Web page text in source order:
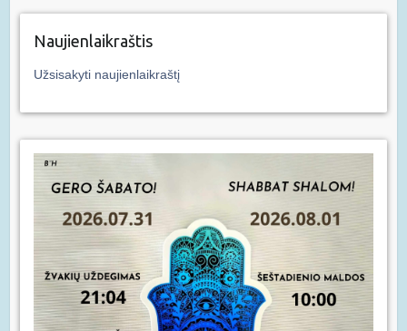
Naujienlaikraštis
Užsisakyti naujienlaikraštį